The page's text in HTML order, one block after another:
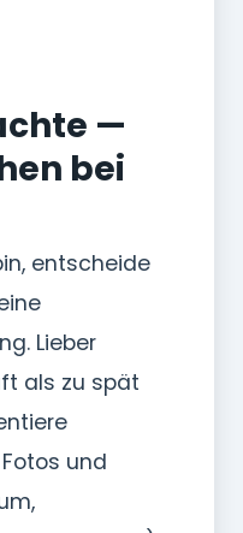
—
bei
entscheide
Lieber
als zu spät
und